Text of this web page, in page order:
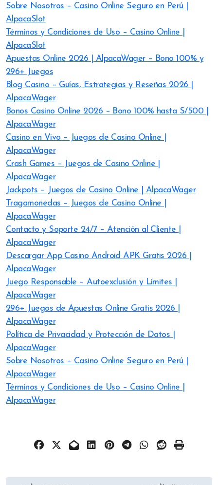
Sobre Nosotros – Casino Online Seguro en Perú |
AlpacaSlot
Términos y Condiciones de Uso – Casino Online |
AlpacaSlot
Apuestas Online 2026 | AlpacaWager – Bono 100% y
296+ Juegos
Blog Casino – Guías, Estrategias y Reseñas 2026 |
AlpacaWager
Bonos Casino Online 2026 – Bono 100% hasta S/500 |
AlpacaWager
Casino en Vivo – Juegos de Casino Online |
AlpacaWager
Crash Games – Juegos de Casino Online |
AlpacaWager
Jackpots – Juegos de Casino Online | AlpacaWager
Tragamonedas – Juegos de Casino Online |
AlpacaWager
Contacto y Soporte 24/7 – Atención al Cliente |
AlpacaWager
Descargar App Casino Android APK Gratis 2026 |
AlpacaWager
Juego Responsable – Autoexclusión y Límites |
AlpacaWager
296+ Juegos de Apuestas Online Gratis 2026 |
AlpacaWager
Política de Privacidad y Protección de Datos |
AlpacaWager
Sobre Nosotros – Casino Online Seguro en Perú |
AlpacaWager
Términos y Condiciones de Uso – Casino Online |
AlpacaWager